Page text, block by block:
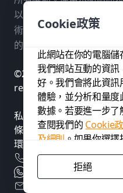
Cookie政策
此網站在你的電腦
我們網站互動的資
好。我們會將此資
體驗，並分析和量
數據。若要進一步
查閱我們的 Cookie
及細則 。 如果你選擇
問本網站時追蹤你
器使用單獨 Cookie
蹤。
拒絕
以及
。KPay
術平台，而非銀行。付款
的持牌付款夥伴提供。
©2026 KPay Merchant
reserved.
私隱政策聲明
條款及細則
環境、社會及管治政策
852 3706 7828
852 3706 7828